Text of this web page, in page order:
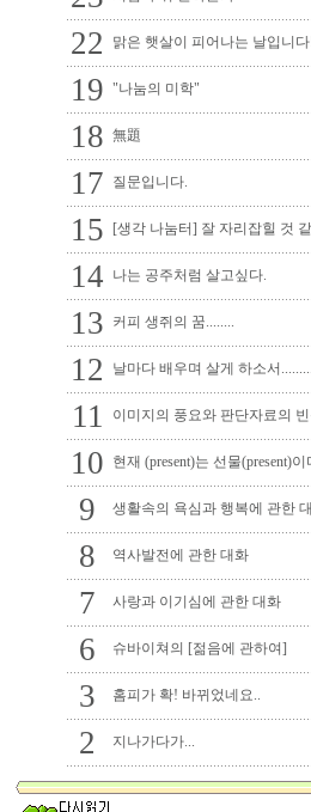
22 맑은 햇살이 피어나는 날입니
19 "나눔의 미학"
18 無題
17 질문입니다.
15 [생각 나눔터] 잘 자리잡힐 것
14 나는 공주처럼 살고싶다.
13 커피 생쥐의 꿈........
12 날마다 배우며 살게 하소서.........
11 이미지의 풍요와 판단자료의
10 현재 (present)는 선물(present)이
9 생활속의 욕심과 행복에 관한
8 역사발전에 관한 대화
7 사랑과 이기심에 관한 대화
6 슈바이쳐의 [젊음에 관하여]
3 홈피가 확! 바뀌었네요..
2 지나가다가...